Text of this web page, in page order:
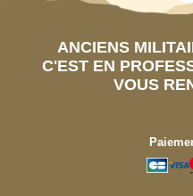
ANCIENS
C'EST EN
VOUS